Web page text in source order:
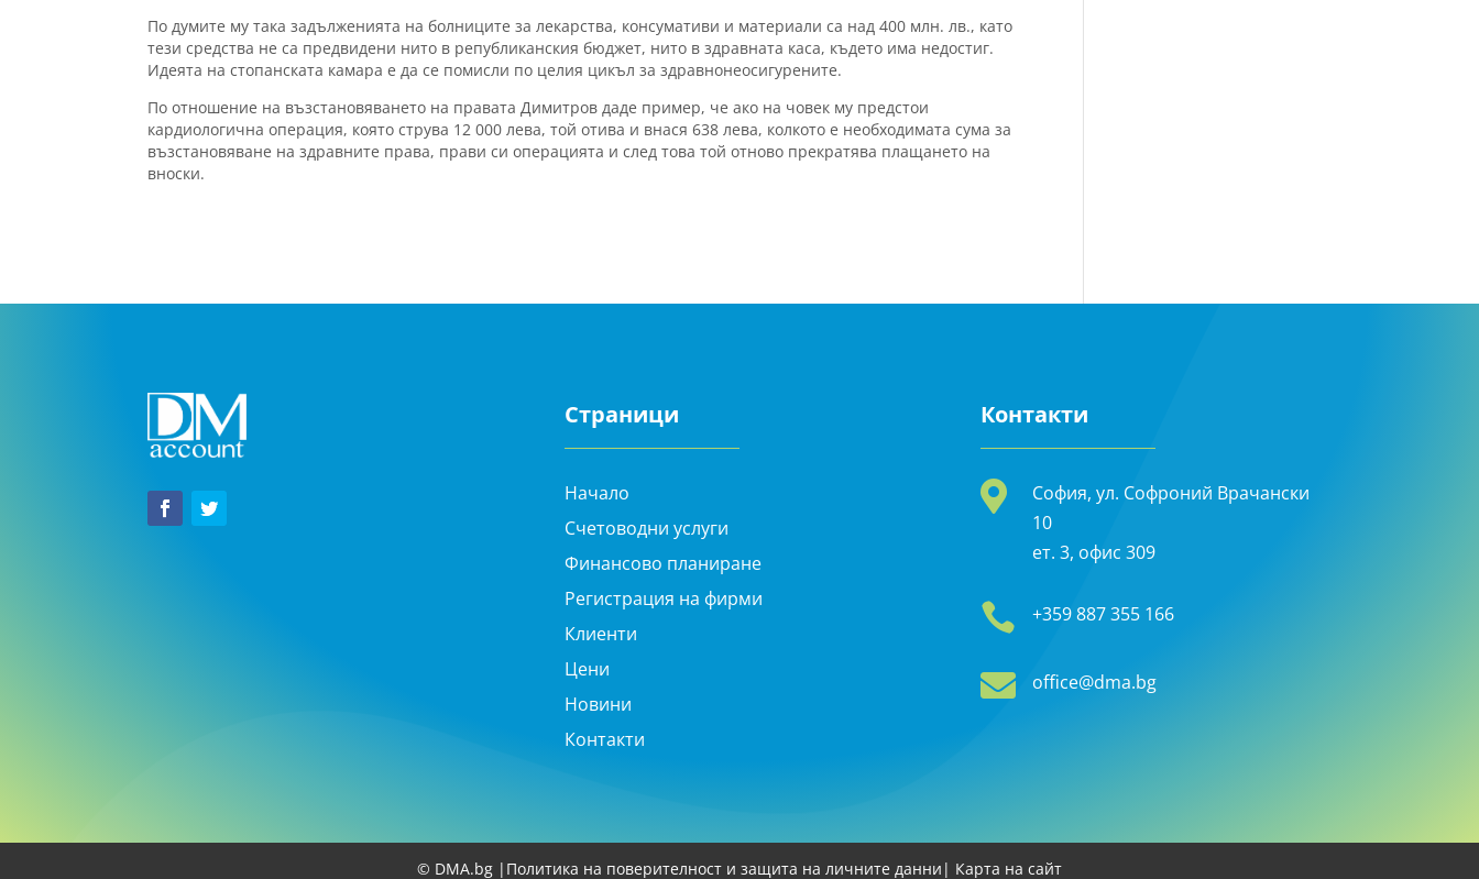
По думите му така задълженията на болниците за лекарства, консумативи и материали са над 400 млн. лв., като
тези средства не са предвидени нито в републиканския бюджет, нито в здравната каса, където има недостиг.
Идеята на стопанската камара е да се помисли по целия цикъл за здравнонеосигурените.
По отношение на възстановяването на правата Димитров даде пример, че ако на човек му предстои
кардиологична операция, която струва 12 000 лева, той отива и внася 638 лева, колкото е необходимата сума за
възстановяване на здравните права, прави си операцията и след това той отново прекратява плащането на
вноски.
Страници
Начало
Счетоводни услуги
Финансово планиране
Регистрация на фирми
Клиенти
Цени
Новини
Контакти
Контакти

София, ул. Софроний Врачански
10
ет. 3, офис 309
 +359 887 355 166
 office@dma.bg
© DMA.bg | Политика на поверителност и защита на личните данни | Карта на сайт